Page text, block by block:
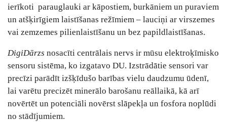
ierīkoti parauglauki ar kāpostiem, burkāniem un puraviem
un atšķirīgiem laistīšanas režīmiem ‒ lauciņi ar virszemes
vai zemzemes pilienlaistīšanu un bez papildlaistīšanas.
DigiDārzs nosacīti centrālais nervs ir mūsu elektroķīmisko
sensoru sistēma, ko izgatavo DU. Izstrādātie sensori var
precīzi parādīt izšķīdušo barības vielu daudzumu ūdenī,
lai varētu precizēt minerālo barošanu reāllaikā, kā arī
novērtēt un potenciāli novērst slāpekļa un fosfora noplūdi
no stādījumiem.